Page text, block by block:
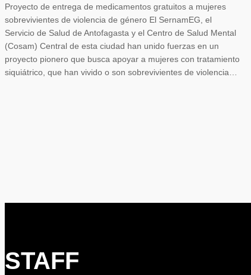
Proyecto de entrega de medicamentos gratuitos a mujeres
sobrevivientes de violencia de género El SernamEG, el
Servicio de Salud de Antofagasta y el Centro de Salud Mental
(Cosam) Central de esta ciudad han unido fuerzas en un
proyecto pionero que busca apoyar a mujeres con tratamiento
siquiátrico, que han vivido o son sobrevivientes de violencia…
STAFF